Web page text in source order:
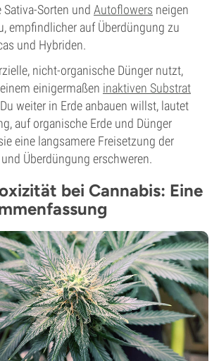
Sorten und Autoflowers neigen
empfindlicher auf Überdüngung zu
und Hybriden.
nicht-organische Dünger nutzt,
einigermaßen inaktiven Substrat
weiter in Erde anbauen willst, lautet
auf organische Erde und Dünger
eine langsamere Freisetzung der
Überdüngung erschweren.
bei Cannabis: Eine